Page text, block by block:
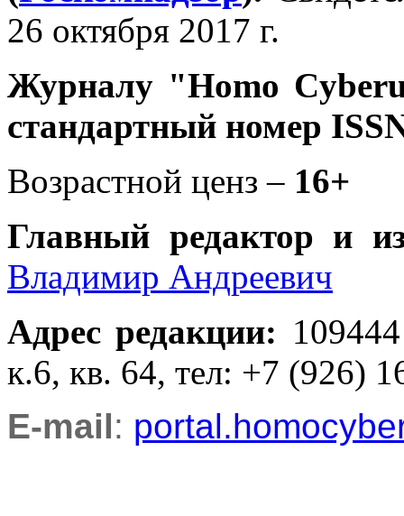
26 октября 2017 г.
Журналу "Homo
стандартный номер
Возрастной ценз – 16+
Главный редактор и
Владимир Андреевич
Адрес редакции:
к.6, кв. 64, тел: +7 (926)
E-mail: